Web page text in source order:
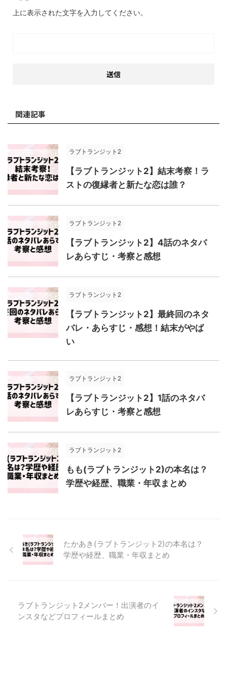
上に表示された文字を入力してください。
関連記事
ラブトランジット2
【ラブトランジット2】結末考察！ラ
ストの復縁者と新たな恋は誰？
ラブトランジット2
【ラブトランジット2】4話のネタバ
レあらすじ・考察と感想
ラブトランジット2
【ラブトランジット2】最終回のネタ
バレ・あらすじ・感想！結末がやば
い
ラブトランジット2
【ラブトランジット2】1話のネタバ
レあらすじ・考察と感想
ラブトランジット2
もも(ラブトランジット2)の本名は？
学歴や経歴、職業・年収まとめ
たかあき(ラブトランジット2)の本名は？
学歴や経歴、職業・年収まとめ
ラブトランジット2メンバー！出演者のイ
ンスタなどプロフィールまとめ